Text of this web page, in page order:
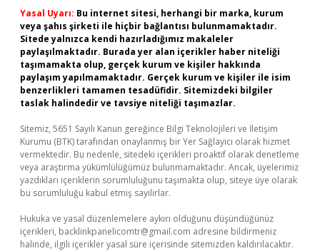
Yasal Uyarı: Bu internet sitesi, herhangi bir marka, kurum
veya şahıs şirketi ile hiçbir bağlantısı bulunmamaktadır.
Sitede yalnızca kendi hazırladığımız makaleler
paylaşılmaktadır. Burada yer alan içerikler haber niteliği
taşımamakta olup, gerçek kurum ve kişiler hakkında
paylaşım yapılmamaktadır. Gerçek kurum ve kişiler ile isim
benzerlikleri tamamen tesadüfidir. Sitemizdeki bilgiler
taslak halindedir ve tavsiye niteliği taşımazlar.
Sitemiz, 5651 Sayılı Kanun gereğince Bilgi Teknolojileri ve İletişim
Kurumu (BTK) tarafından onaylanmış bir Yer Sağlayıcı olarak hizmet
vermektedir. Bu nedenle, sitedeki içerikleri proaktif olarak denetleme
veya araştırma yükümlülüğümüz bulunmamaktadır. Ancak, üyelerimiz
yazdıkları içeriklerin sorumluluğunu taşımakta olup, siteye üye olarak
bu sorumluluğu kabul etmiş sayılırlar.
Hukuka ve yasal düzenlemelere aykırı olduğunu düşündüğünüz
içerikleri, backlinkpanelicomtr@gmail.com adresine bildirmeniz
halinde, ilgili içerikler yasal süre içerisinde sitemizden kaldırılacaktır.